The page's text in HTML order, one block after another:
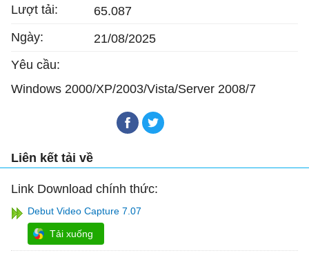
Lượt tải:
65.087
Ngày:
21/08/2025
Yêu cầu:
Windows 2000/XP/2003/Vista/Server 2008/7
Liên kết tải về
Link Download chính thức:
Debut Video Capture 7.07
Tải xuống